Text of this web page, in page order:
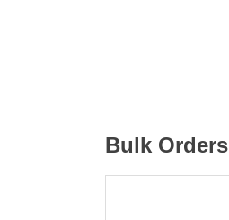
Bulk Orders